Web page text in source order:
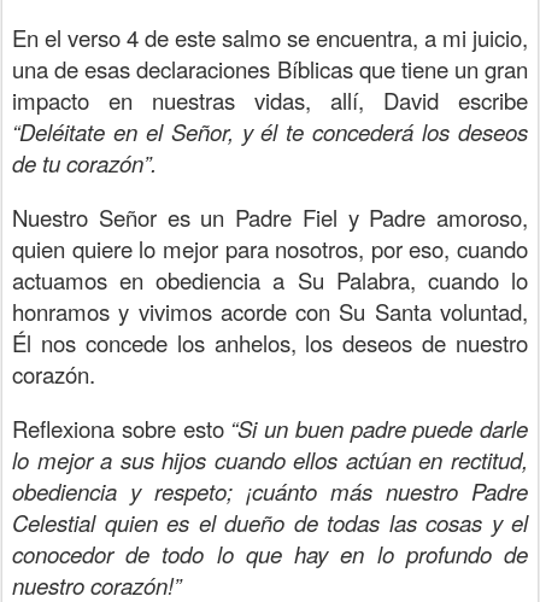
En el verso 4 de este salmo se encuentra, a mi juicio,
una de esas declaraciones Bíblicas que tiene un gran
impacto en nuestras vidas, allí, David escribe
“Deléitate en el Señor, y él te concederá los deseos
de tu corazón”.
Nuestro Señor es un Padre Fiel y Padre amoroso,
quien quiere lo mejor para nosotros, por eso, cuando
actuamos en obediencia a Su Palabra, cuando lo
honramos y vivimos acorde con Su Santa voluntad,
Él nos concede los anhelos, los deseos de nuestro
corazón.
Reflexiona sobre esto “Si un buen padre puede darle
lo mejor a sus hijos cuando ellos actúan en rectitud,
obediencia y respeto; ¡cuánto más nuestro Padre
Celestial quien es el dueño de todas las cosas y el
conocedor de todo lo que hay en lo profundo de
nuestro corazón!”